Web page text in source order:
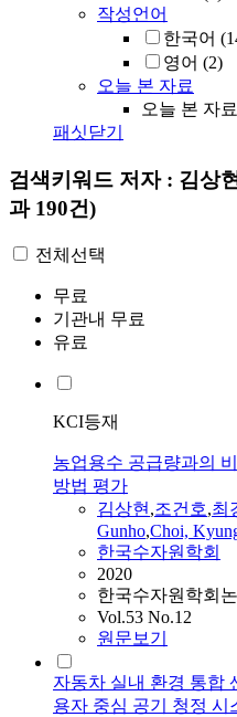
작성언어
한국어
영어 (2)
오늘 본 자료
오늘 본 자
패싯닫기
검색키워드 저자 : 김상
과 190건)
전체선택
무료
기관내 무료
유료
KCI등재
농업용수 공급량과의
방법 평가
김상현,조건호,최
Gunho,Choi,
한국수자원학회
2020
한국수자원학회
Vol.53 No.12
원문보기
자동차 실내 환경 통합
용자 중심 공기 청정 시